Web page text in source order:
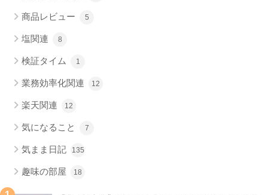
商品レビュー 5
塩関連 8
検証タイム 1
業務効率化関連 12
楽天関連 12
気になること 7
気まま日記 135
趣味の部屋 18